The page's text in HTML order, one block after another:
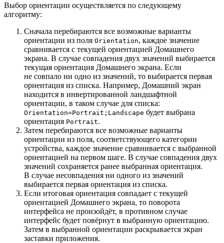
Выбор ориентации осуществляется по следующему
алгоритму:
Сначала перебираются все возможные варианты
ориентации из поля Orientation, каждое значение
сравнивается с текущей ориентацией Домашнего
экрана. В случае совпадения двух значений выбирается
текущая ориентация Домашнего экрана. Если
не совпало ни одно из значений, то выбирается первая
ориентация из списка. Например, Домашний экран
находится в инвертированной ландшафтной
ориентации, в таком случае для списка:
Orientation=Portrait;Landscape будет выбрана
ориентация Portrait.
Затем перебираются все возможные варианты
ориентации из поля, соответствующего категории
устройства, каждое значение сравнивается с выбранной
ориентацией на первом шаге. В случае совпадения двух
значений сохраняется ранее выбранная ориентация.
В случае несовпадения ни одного из значений
выбирается первая ориентация из списка.
Если итоговая ориентация совпадает с текущей
ориентацией Домашнего экрана, то поворота
интерфейса не произойдёт, в противном случае
интерфейс будет повёрнут в выбранную ориентацию.
Затем в выбранной ориентации раскрывается экран
заставки приложения.